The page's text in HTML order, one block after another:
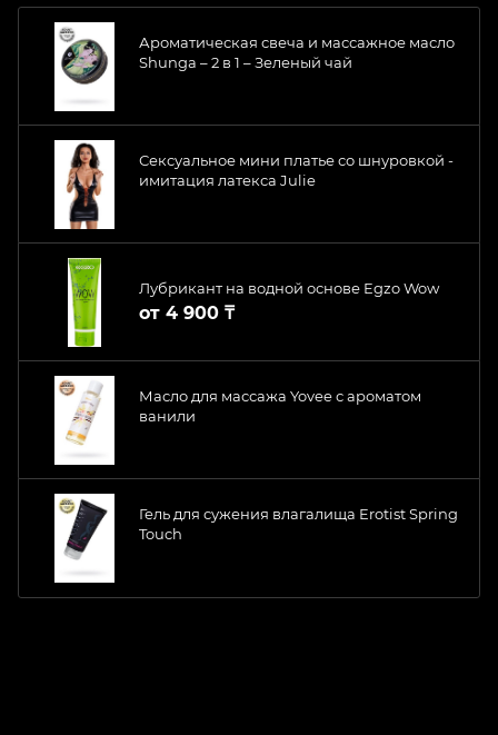
Ароматическая свеча и массажное масло
Shunga – 2 в 1 – Зеленый чай
Сексуальное мини платье со шнуровкой -
имитация латекса Julie
Лубрикант на водной основе Egzo Wow
от 4 900 ₸
Масло для массажа Yovee с ароматом
ванили
Гель для сужения влагалища Erotist Spring
Touch